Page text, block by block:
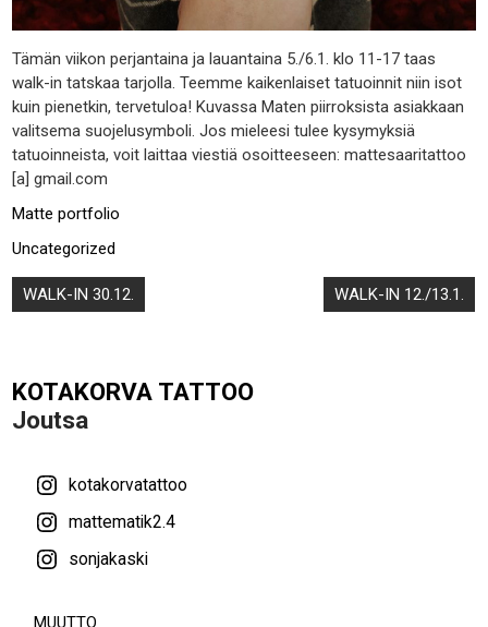
Tämän viikon perjantaina ja lauantaina 5./6.1. klo 11-17 taas
walk-in tatskaa tarjolla. Teemme kaikenlaiset tatuoinnit niin isot
kuin pienetkin, tervetuloa! Kuvassa Maten piirroksista asiakkaan
valitsema suojelusymboli. Jos mieleesi tulee kysymyksiä
tatuoinneista, voit laittaa viestiä osoitteeseen: mattesaaritattoo
[a] gmail.com
Matte portfolio
Uncategorized
Artikkelien
selaus
WALK-IN 30.12. WALK-IN 12./13.1.
KOTAKORVA TATTOO
Joutsa
kotakorvatattoo
mattematik2.4
sonjakaski
MUUTTO